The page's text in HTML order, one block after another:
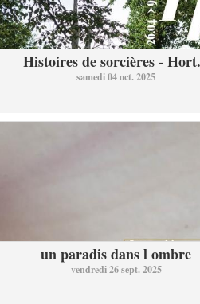
Histoires de sorcières -
samedi 04 oct. 2025
un paradis dans l ombre
vendredi 26 sept. 2025